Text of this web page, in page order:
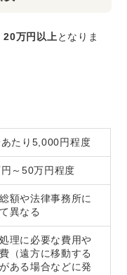
20万円以上 となりま
たり5,000円程度
～50万円程度
額や法律事務所に
異なる
理に必要な費用や
（遠方に移動する
ある場合などに発